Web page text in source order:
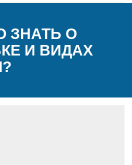
ЗНАТЬ О
И ВИДАХ